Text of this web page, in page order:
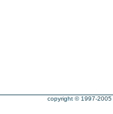
copyright © 1997-2005